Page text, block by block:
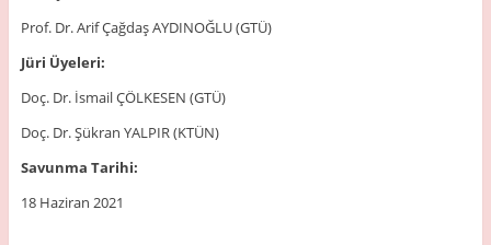
Prof. Dr. Arif Çağdaş AYDINOĞLU (GTÜ)
Jüri Üyeleri:
Doç. Dr. İsmail ÇÖLKESEN (GTÜ)
Doç. Dr. Şükran YALPIR (KTÜN)
Savunma Tarihi:
18 Haziran 2021